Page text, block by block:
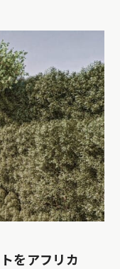
をアフリカ